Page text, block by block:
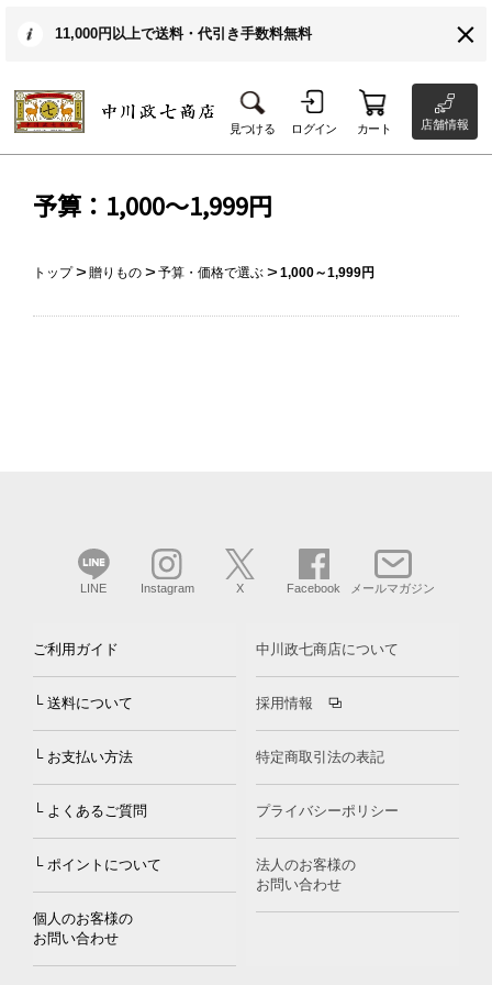
11,000円以上で送料・代引き手数料無料
見つける ログイン カート 店舗情報
予算：1,000～1,999円
トップ 贈りもの 予算・価格で選ぶ 1,000～1,999円
LINE Instagram X Facebook メールマガジン
ご利用ガイド
└ 送料について
└ お支払い方法
└ よくあるご質問
└ ポイントについて
個人のお客様の
お問い合わせ
中川政七商店について
採用情報
特定商取引法の表記
プライバシーポリシー
法人のお客様の
お問い合わせ